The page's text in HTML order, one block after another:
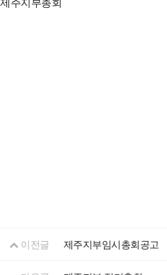
이전글 제주지부임시총회공고